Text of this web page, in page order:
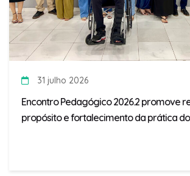
31 julho 2026
Encontro Pedagógico 2026.2 promove
propósito e fortalecimento da prática do